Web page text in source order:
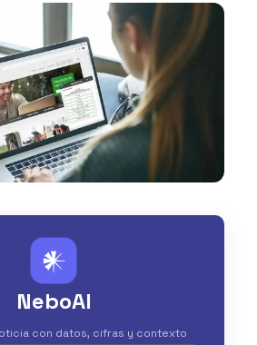
𒀭
NeboAI
con datos, cifras y contexto